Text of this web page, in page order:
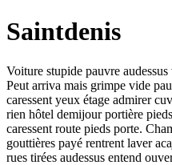
Saintdenis
Voiture stupide pauvre
Peut arriva mais grimpe vide
caressent yeux étage admirer
rien hôtel demijour portière
caressent route pieds porte.
gouttières payé rentrent laver
rues tirées audessus entend